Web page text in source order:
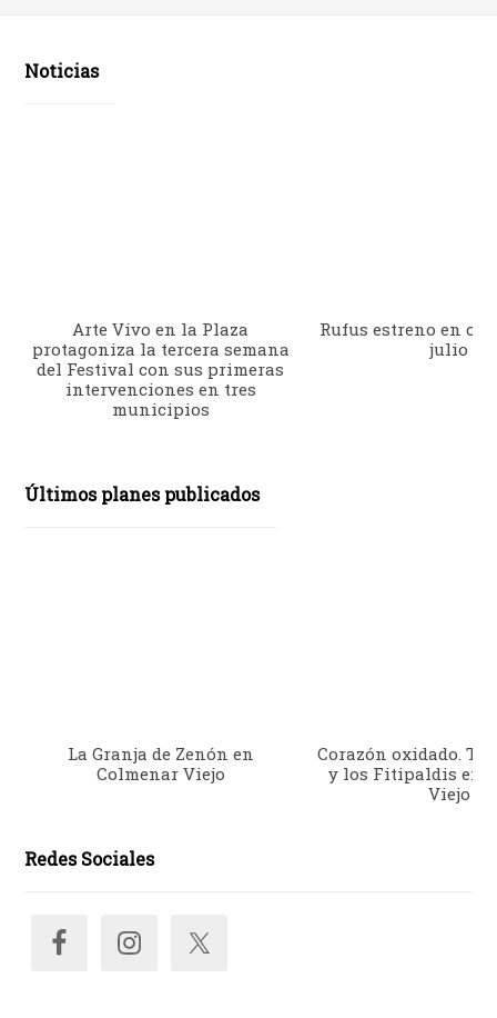
Noticias
Arte Vivo en la Plaza
protagoniza la tercera semana
del Festival con sus primeras
intervenciones en tres
municipios
Rufus estreno en
julio
Últimos planes publicados
La Granja de Zenón en
Colmenar Viejo
Corazón oxidado.
y los Fitipaldis en
Viejo
Redes Sociales